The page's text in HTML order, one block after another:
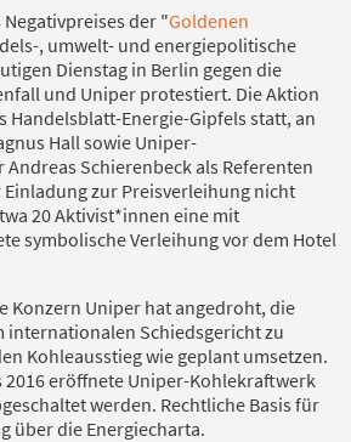
der "Goldenen
, umwelt- und energiepolitische
Dienstag in Berlin gegen die
und Uniper protestiert. Die Aktion
Handelsblatt-Energie-Gipfels statt, an
Hall sowie Uniper-
Schierenbeck als Referenten
zur Preisverleihung nicht
20 Aktivist*innen eine mit
symbolische Verleihung vor dem Hotel
Konzern Uniper hat angedroht, die
internationalen Schiedsgericht zu
Kohleausstieg wie geplant umsetzen.
2016 eröffnete Uniper-Kohlekraftwerk
werden. Rechtliche Basis für
über die Energiecharta.